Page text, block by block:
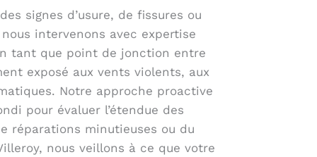
signes d’usure, de fissures ou
intervenons avec expertise
tant que point de jonction entre
exposé aux vents violents, aux
Notre approche proactive
pour évaluer l’étendue des
réparations minutieuses ou du
nous veillons à ce que votre